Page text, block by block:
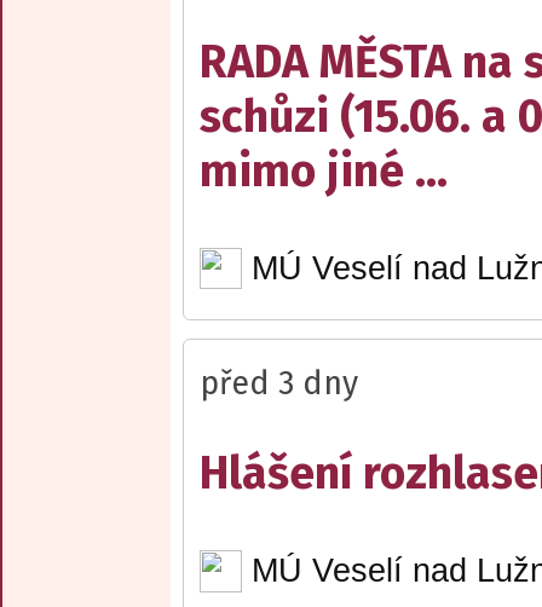
RADA MĚSTA na
schůzi (15.06. a
mimo jiné ...
MÚ Veselí nad
před 3 dny
Hlášení
MÚ Veselí nad